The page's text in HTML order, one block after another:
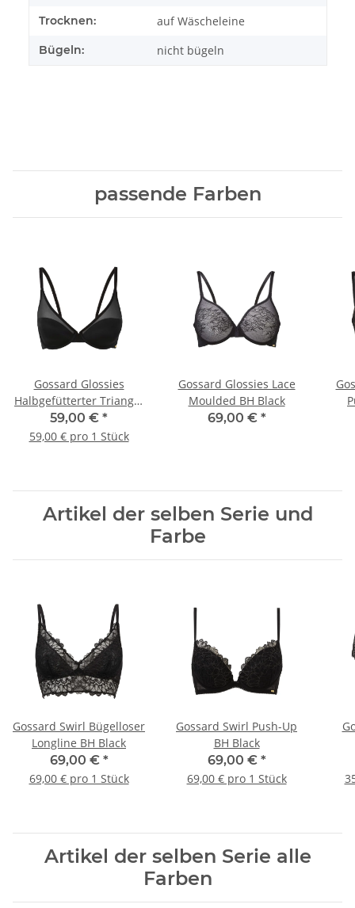
Trocknen: auf Wäscheleine
Bügeln: nicht bügeln
passende Farben
Gossard Glossies
Halbgefütterter Triangel
BH Black
59,00 € *
59,00 € pro 1 Stück
Gossard Glossies Lace
Moulded BH Black
69,00 € *
Artikel der selben Serie und
Farbe
Gossard Swirl Bügelloser
Longline BH Black
69,00 € *
69,00 € pro 1 Stück
Gossard Swirl Push-Up
BH Black
69,00 € *
69,00 € pro 1 Stück
Artikel der selben Serie alle
Farben